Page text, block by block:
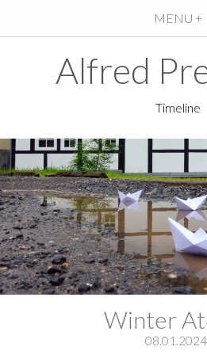
MENU +
Alfred
Timeline
Winter
08.01.2024